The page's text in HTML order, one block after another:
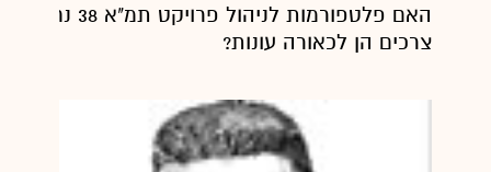
האם פלטפורמות לניהול
צרכים הן לכאורה עונות?